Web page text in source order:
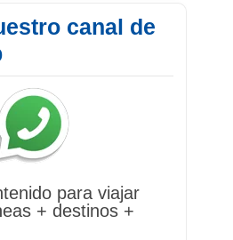
canal de
para viajar
+ destinos +